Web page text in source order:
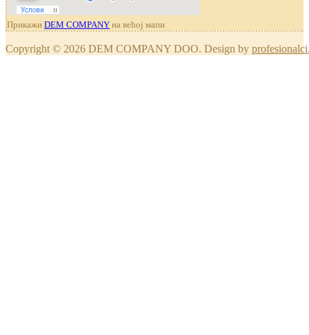
Прикажи DEM COMPANY на већој мапи
Copyright © 2026 DEM COMPANY DOO. Design by